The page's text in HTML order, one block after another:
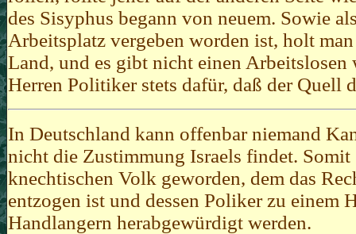
des Sisyphus begann von neuem. Sowie
Arbeitsplatz vergeben worden ist, holt
Land, und es gibt nicht einen Arbeitslosen
Herren Politiker stets dafür, daß der Quell
In Deutschland kann offenbar niemand
nicht die Zustimmung Israels findet. Somit
knechtischen Volk geworden, dem das
entzogen ist und dessen Poliker zu einem
Handlangern herabgewürdigt werden.